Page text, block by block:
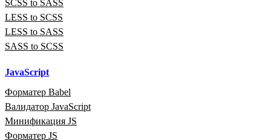
SCSS to SASS
LESS to SCSS
LESS to SASS
SASS to SCSS
JavaScript
Форматер Babel
Валидатор JavaScript
Минификация JS
Форматер JS